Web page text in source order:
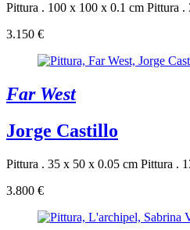
Pittura . 100 x 100 x 0.1 cm Pittura .
3.150 €
Far West
Jorge Castillo
Pittura . 35 x 50 x 0.05 cm Pittura .
3.800 €